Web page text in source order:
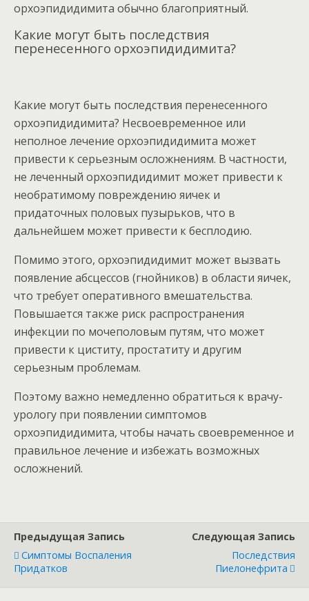
орхоэпидидимита обычно благоприятный.
Какие могут быть последствия
перенесенного орхоэпидидимита?
Какие могут быть последствия перенесенного
орхоэпидидимита? Несвоевременное или
неполное лечение орхоэпидидимита может
привести к серьезным осложнениям. В частности,
не леченный орхоэпидидимит может привести к
необратимому повреждению яичек и
придаточных половых пузырьков, что в
дальнейшем может привести к бесплодию.
Помимо этого, орхоэпидидимит может вызвать
появление абсцессов (гнойников) в области яичек,
что требует оперативного вмешательства.
Повышается также риск распространения
инфекции по мочеполовым путям, что может
привести к циститу, простатиту и другим
серьезным проблемам.
Поэтому важно немедленно обратиться к врачу-
урологу при появлении симптомов
орхоэпидидимита, чтобы начать своевременное и
правильное лечение и избежать возможных
осложнений.
Предыдущая Запись
Симптомы Воспаления
Придатков
Следующая Запись
Последствия
Пиелонефрита